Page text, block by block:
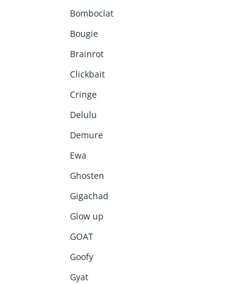
Bomboclat
Bougie
Brainrot
Clickbait
Cringe
Delulu
Demure
Ewa
Ghosten
Gigachad
Glow up
GOAT
Goofy
Gyat